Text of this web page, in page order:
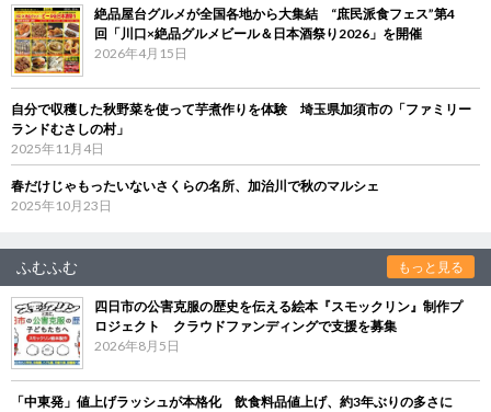
絶品屋台グルメが全国各地から大集結 “庶民派食フェス”第4
回「川口×絶品グルメビール＆日本酒祭り2026」を開催
2026年4月15日
自分で収穫した秋野菜を使って芋煮作りを体験 埼玉県加須市の「ファミリー
ランドむさしの村」
2025年11月4日
春だけじゃもったいないさくらの名所、加治川で秋のマルシェ
2025年10月23日
ふむふむ もっと見る
四日市の公害克服の歴史を伝える絵本『スモックリン』制作プ
ロジェクト クラウドファンディングで支援を募集
2026年8月5日
「中東発」値上げラッシュが本格化 飲食料品値上げ、約3年ぶりの多さに